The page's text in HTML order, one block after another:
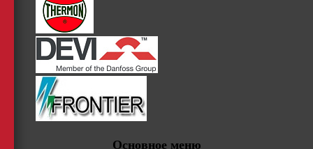
Основное меню